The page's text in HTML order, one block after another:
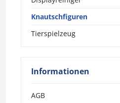
Knautschfiguren
Tierspielzeug
Informationen
AGB